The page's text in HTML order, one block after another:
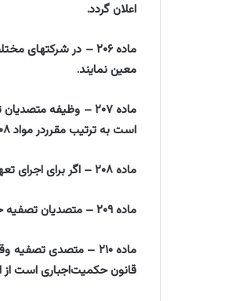
اعلان گردد.
‌ماده ۲۰۶ – در
معین نمایند.
‌ماده ۲۰۷ – وظیفه
است به ترتیب مقرردر مواد ۲۰۸ – ۲۰۹ – ۲۱۰ – ۲۱۱ و ۲۱۲.
‌ماده ۲۰۸ – اگر برای اجرای تعهدات شرکت معاملات جدیدی لازم شود متصدیان تصفیه انجام خواهند داد.
‌ماده ۲۰۹ – متصدیان تصفیه حق دارند شخصاً یا به توسط وکیل از طرف شرکت محاکمه کنند.
‌ماده ۲۱۰ – متصدی
قانون حکمیت‌اجباری است